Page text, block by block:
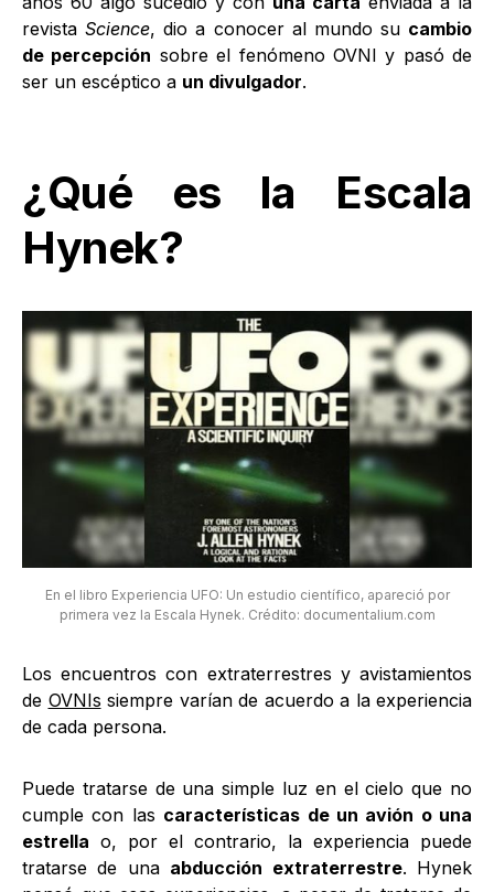
revistaScience, dio a conocer al mundo su cambio
de percepción sobre el fenómeno OVNI y pasó de
ser un escéptico a un divulgador.
¿Qué es la Escala
Hynek?
En el libro Experiencia UFO: Un estudio científico, apareció por
primera vez la Escala Hynek. Crédito: documentalium.com
Los encuentros con extraterrestres y avistamientos
de OVNIs siempre varían de acuerdo a la experiencia
de cada persona.
Puede tratarse de una simple luz en el cielo que no
cumple con las características de un avión o una
estrella o, por el contrario, la experiencia puede
tratarse de una abducción extraterrestre. Hynek